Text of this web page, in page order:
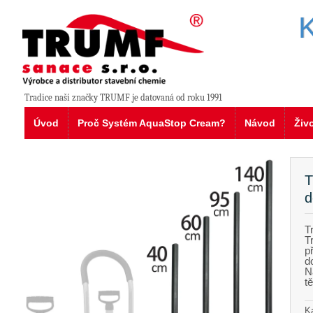
Úvod Proč Systém AquaStop Cream? Návod
Tradice naší značky TRUMF je datovaná od roku 1991